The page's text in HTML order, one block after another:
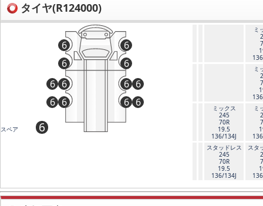
タイヤ(R124000)
6
6
6
6
6
6 6 6
6
6 6 6
スペア 6
ミ
ミ
ミックス
245
70R
19.5
136/134J
ミ
スタッドレス
245
70R
19.5
136/134J
スタ